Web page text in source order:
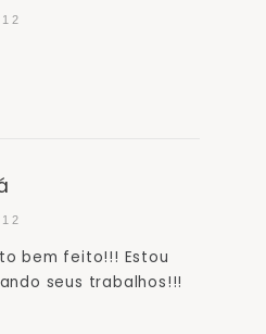
bem feito!!! Estou
seus trabalhos!!!